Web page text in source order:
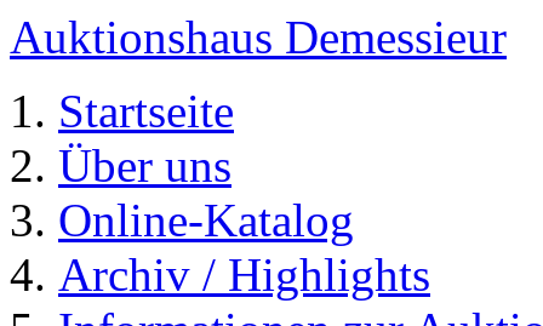
Auktionshaus Demessieur
Startseite
Über uns
Online-Katalog
Archiv / Highlights